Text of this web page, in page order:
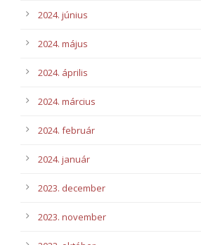
2024. június
2024. május
2024. április
2024. március
2024. február
2024. január
2023. december
2023. november